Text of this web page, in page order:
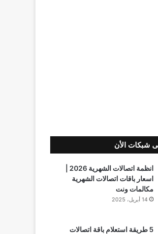
شبكات الأن
اسعار باقات اتصالات الشهرية
مكالمات ونت
14 أبريل، 2025
5 طريقة استعلام باقة اتصالات